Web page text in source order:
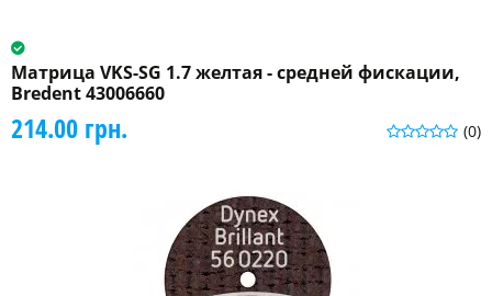
Матрица VKS-SG 1.7 желтая - средней фискации,
Bredent 43006660
(0)
214.00 грн.